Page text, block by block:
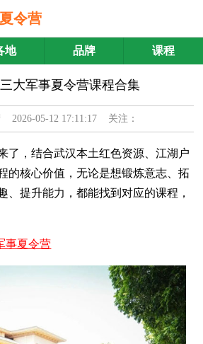
令营
地 品牌 课程
大军事夏令营课程合集
2026-05-12 17:11:17 关注：
了，结合武汉本土红色资源、江湖户
的核心价值，无论是想锻炼意志、拓
、提升能力，都能找到对应的课程，
事夏令营